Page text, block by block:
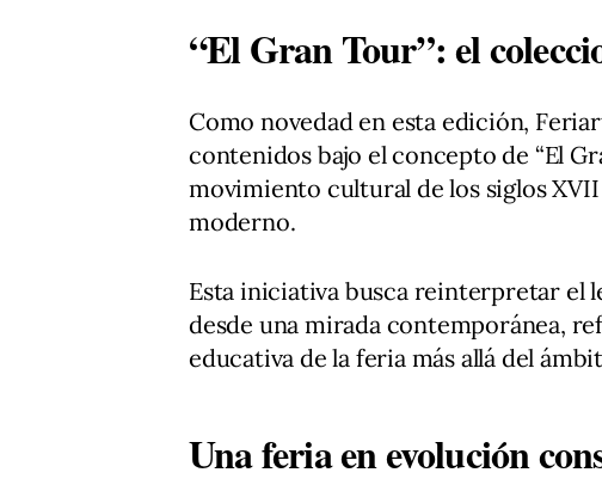
“El Gran Tour”: el
Como novedad en esta edición,
contenidos bajo el concepto de “El
movimiento cultural de los siglos
moderno.
Esta iniciativa busca reinterpretar el
desde una mirada contemporánea,
educativa de la feria más allá del
Una feria en evolución